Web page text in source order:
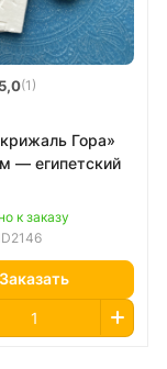
5,0(1)
Гора»
— египетский
к заказу
Заказать